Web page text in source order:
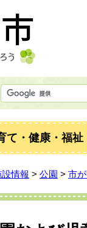
て・健康・福祉
情報 > 公園 > 市